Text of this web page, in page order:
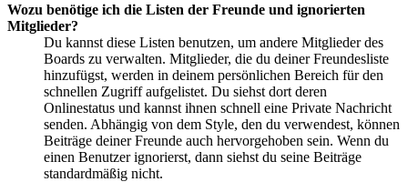
Wozu benötige ich die Listen der Freunde und ignorierten
Mitglieder?
Du kannst diese Listen benutzen, um andere Mitglieder des
Boards zu verwalten. Mitglieder, die du deiner Freundesliste
hinzufügst, werden in deinem persönlichen Bereich für den
schnellen Zugriff aufgelistet. Du siehst dort deren
Onlinestatus und kannst ihnen schnell eine Private Nachricht
senden. Abhängig von dem Style, den du verwendest, können
Beiträge deiner Freunde auch hervorgehoben sein. Wenn du
einen Benutzer ignorierst, dann siehst du seine Beiträge
standardmäßig nicht.